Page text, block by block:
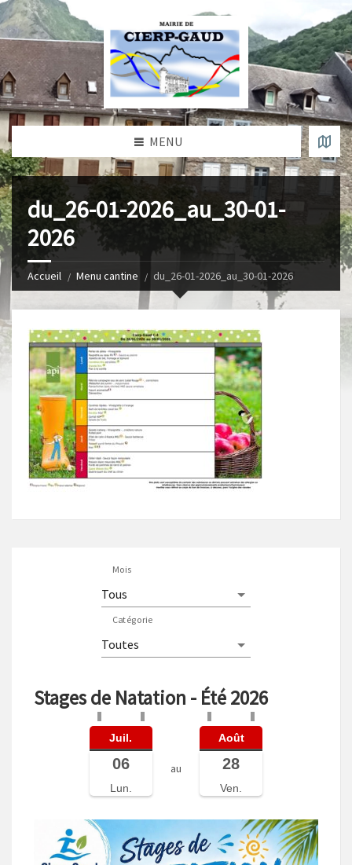
MENU
du_26-01-2026_au_30-01-
2026
Accueil Menu cantine du_26-01-2026_au_30-01-2026
Mois
Catégorie
Stages de Natation - Été 2026
Juil.
06
Lun.
au
Août
28
Ven.